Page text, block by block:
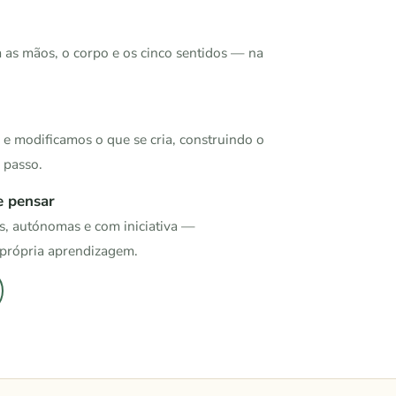
mãos, o corpo e os cinco sentidos — na
modificamos o que se cria, construindo o
pensar
autónomas e com iniciativa —
aprendizagem.